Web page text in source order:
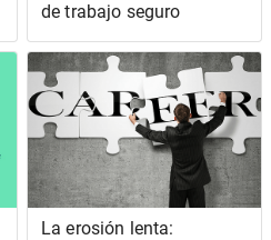
de trabajo seguro
La erosión lenta: